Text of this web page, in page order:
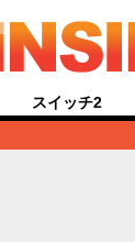
スイッチ2